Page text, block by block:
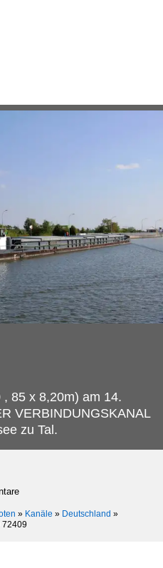
85 x 8,20m) am 14.
VERBINDUNGSKANAL
zu Tal.
» Kanäle » Deutschland »
72409